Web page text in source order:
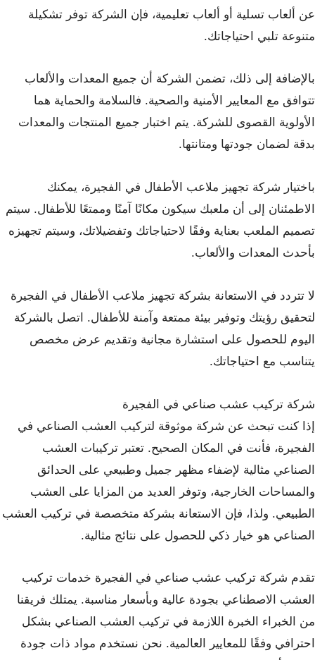
عن ألعاب تسلية أو ألعاب تعليمية، فإن الشركة توفر تشكيلة
متنوعة تلبي احتياجاتك.
بالإضافة إلى ذلك، تضمن الشركة أن جميع المعدات والألعاب
تتوافق مع المعايير الأمنية والصحية. فالسلامة والحماية هما
الأولوية القصوى للشركة. يتم اختبار جميع المنتجات والمعدات
بدقة لضمان جودتها ومتانتها.
باختيار شركة تجهيز ملاعب الأطفال في الفجيرة، يمكنك
الاطمئنان إلى أن ملعبك سيكون مكانًا آمنًا وممتعًا للأطفال. سيتم
تصميم الملعب بعناية وفقًا لاحتياجاتك وتفضيلاتك، وسيتم تجهيزه
بأحدث المعدات والألعاب.
لا تتردد في الاستعانة بشركة تجهيز ملاعب الأطفال في الفجيرة
لتحقيق رؤيتك وتوفير بيئة ممتعة وآمنة للأطفال. اتصل بالشركة
اليوم للحصول على استشارة مجانية وتقديم عرض مخصص
يتناسب مع احتياجاتك.
شركة تركيب عشب صناعي في الفجيرة
إذا كنت تبحث عن شركة موثوقة لتركيب العشب الصناعي في
الفجيرة، فأنت في المكان الصحيح. تعتبر تركيبات العشب
الصناعي مثالية لإضفاء مظهر جميل وطبيعي على الحدائق
والمساحات الخارجية، وتوفر العديد من المزايا على العشب
الطبيعي. ولذا، فإن الاستعانة بشركة متخصصة في تركيب العشب
الصناعي هو خيار ذكي للحصول على نتائج مثالية.
تقدم شركة تركيب عشب صناعي في الفجيرة خدمات تركيب
العشب الاصطناعي بجودة عالية وبأسعار مناسبة. يمتلك فريقنا
من الخبراء الخبرة اللازمة في تركيب العشب الصناعي بشكل
احترافي وفقًا للمعايير العالمية. نحن نستخدم مواد ذات جودة